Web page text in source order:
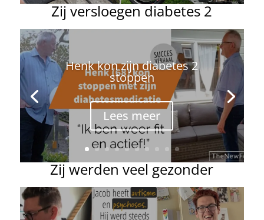
Zij versloegen diabetes 2
Bertha (74): na 30 jaar
insulinevrij
Lees meer
Zij werden veel gezonder